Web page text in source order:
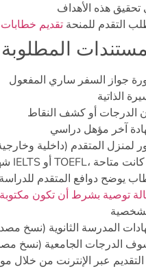
التقدم للمنحة تقديم خطابات
المطلوبة
توصية بشرط أن تكون
التقديم عبر الإنترنت من